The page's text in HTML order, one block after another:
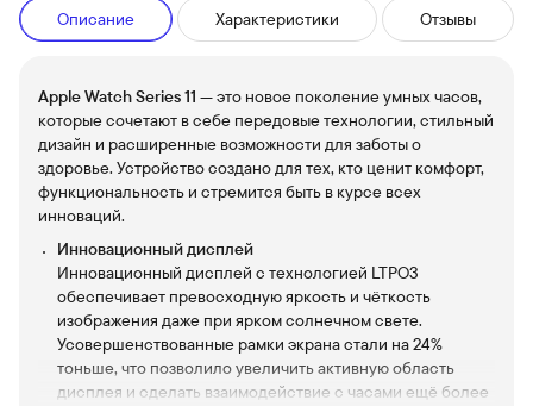
Описание Характеристики Отзывы
Apple Watch Series 11 — это новое поколение умных часов,
которые сочетают в себе передовые технологии, стильный
дизайн и расширенные возможности для заботы о
здоровье. Устройство создано для тех, кто ценит комфорт,
функциональность и стремится быть в курсе всех
инноваций.
Инновационный дисплей
Инновационный дисплей с технологией LTPO3
обеспечивает превосходную яркость и чёткость
изображения даже при ярком солнечном свете.
Усовершенствованные рамки экрана стали на 24%
тоньше, что позволило увеличить активную область
дисплея и сделать взаимодействие с часами ещё более